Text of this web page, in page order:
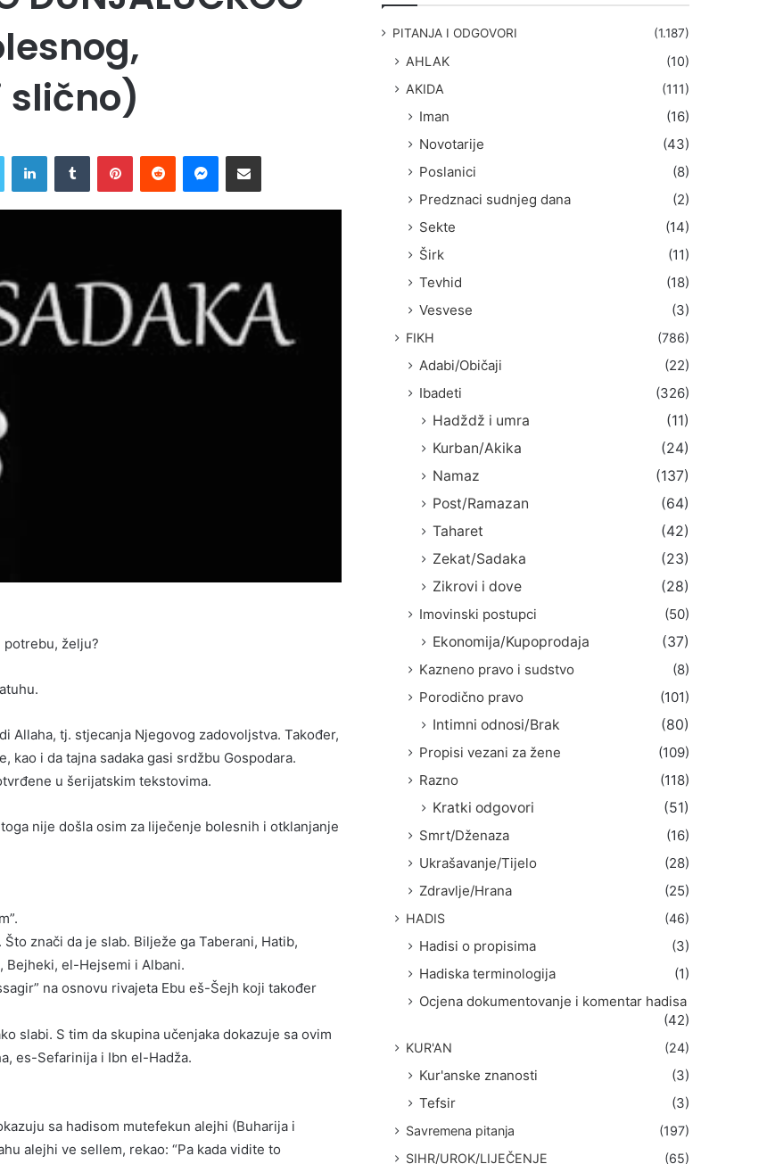
potrebu, želju?
Allaha, tj. stjecanja Njegovog zadovoljstva. Također,
kao i da tajna sadaka gasi srdžbu Gospodara.
u šerijatskim tekstovima.
nije došla osim za liječenje bolesnih i otklanjanje
znači da je slab. Bilježe ga Taberani, Hatib,
Bejheki, el-Hejsemi i Albani.
na osnovu rivajeta Ebu eš-Šejh koji također
slabi. S tim da skupina učenjaka dokazuje sa ovim
es-Sefarinija i Ibn el-Hadža.
sa hadisom mutefekun alejhi (Buharija i
alejhi ve sellem, rekao: “Pa kada vidite to
PITANJA I ODGOVORI (1.187)
AHLAK
(10)
AKIDA
(111)
Iman
(16)
Novotarije
(43)
Poslanici
(8)
Predznaci sudnjeg dana
(2)
Sekte
(14)
Širk
(11)
Tevhid
(18)
Vesvese
(3)
FIKH (786)
Adabi/Običaji
(22)
Ibadeti
(326)
Hadždž i umra
(11)
Kurban/Akika
(24)
Namaz
(137)
Post/Ramazan
(64)
Taharet
(42)
Zekat/Sadaka
(23)
Zikrovi i dove
(28)
Imovinski postupci
(50)
Ekonomija/Kupoprodaja
(37)
Kazneno pravo i sudstvo
(8)
Porodično pravo
(101)
Intimni odnosi/Brak
(80)
Propisi vezani za žene
(109)
Razno
(118)
Kratki odgovori
(51)
Smrt/Dženaza
(16)
Ukrašavanje/Tijelo
(28)
Zdravlje/Hrana
(25)
HADIS (46)
Hadisi o propisima
(3)
Hadiska terminologija
(1)
Ocjena dokumentovanje i komentar hadisa
(42)
KUR'AN (24)
Kur'anske znanosti
(3)
Tefsir
(3)
Savremena pitanja
(197)
SIHR/UROK/LIJEČENJE
(65)